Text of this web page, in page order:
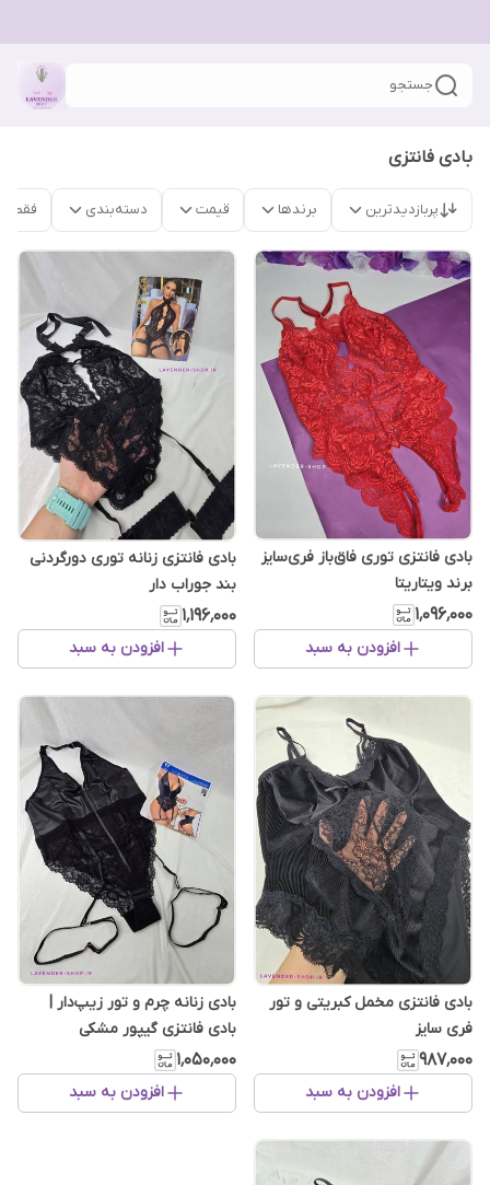
جستجو
بادی فانتزی
پربازدیدترین برندها قیمت دسته‌بندی فقط
بادی فانتزی توری فاق‌باز فری‌سایز
برند ویتاریتا
۱٬۰۹۶٬۰۰۰
افزودن به سبد
بادی فانتزی زنانه توری دورگردنی
بند جوراب دار
۱٬۱۹۶٬۰۰۰
افزودن به سبد
بادی فانتزی مخمل کبریتی و تور
فری سایز
۹۸۷٬۰۰۰
افزودن به سبد
بادی زنانه چرم و تور زیپ‌دار |
بادی فانتزی گیپور مشکی
۱٬۰۵۰٬۰۰۰
افزودن به سبد